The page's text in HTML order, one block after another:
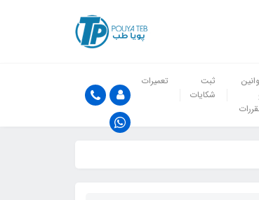
ثبت
شکایات
تعمیرات